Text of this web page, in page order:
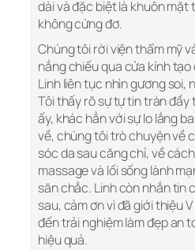
dài và đặc biệt là khuôn mặt
không cứng đơ.
Chúng tôi rời viện thẩm mỹ
nắng chiếu qua cửa kính tạo
Linh liên tục nhìn gương soi,
Tôi thấy rõ sự tự tin tràn
ấy, khác hẳn với sự lo lắng
về, chúng tôi trò chuyện về
sóc da sau căng chỉ, về
massage và lối sống lành
săn chắc. Linh còn nhắn tin
sau, cảm ơn vì đã giới thiệu
đến trải nghiệm làm đẹp an
hiệu quả.